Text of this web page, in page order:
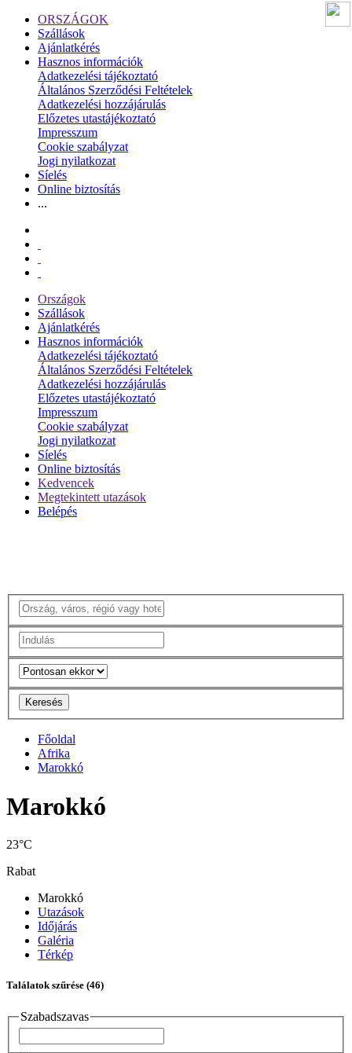
ORSZÁGOK
Szállások
Ajánlatkérés
Hasznos információk
Adatkezelési tájékoztató
Általános Szerződési Feltételek
Adatkezelési hozzájárulás
Előzetes utastájékoztató
Impresszum
Cookie szabályzat
Jogi nyilatkozat
Síelés
Online biztosítás
...
Országok
Szállások
Ajánlatkérés
Hasznos információk
Adatkezelési tájékoztató
Általános Szerződési Feltételek
Adatkezelési hozzájárulás
Előzetes utastájékoztató
Impresszum
Cookie szabályzat
Jogi nyilatkozat
Síelés
Online biztosítás
Kedvencek
Megtekintett utazások
Belépés
Keresés
Főoldal
Afrika
Marokkó
Marokkó
23°C
Rabat
Marokkó
Utazások
Időjárás
Galéria
Térkép
Találatok szűrése (46)
Szabadszavas